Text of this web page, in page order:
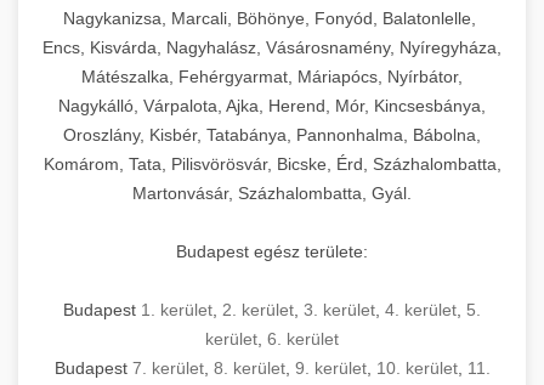
Nagykanizsa, Marcali, Böhönye, Fonyód, Balatonlelle,
Encs, Kisvárda, Nagyhalász, Vásárosnamény, Nyíregyháza,
Mátészalka, Fehérgyarmat, Máriapócs, Nyírbátor,
Nagykálló, Várpalota, Ajka, Herend, Mór, Kincsesbánya,
Oroszlány, Kisbér, Tatabánya, Pannonhalma, Bábolna,
Komárom, Tata, Pilisvörösvár, Bicske, Érd, Százhalombatta,
Martonvásár, Százhalombatta, Gyál.
Budapest egész területe:
Budapest 1. kerület 2. kerület 3. kerület 4. kerület 5.
kerület 6. kerület
Budapest 7. kerület, 8. kerület, 9. kerület, 10. kerület, 11.